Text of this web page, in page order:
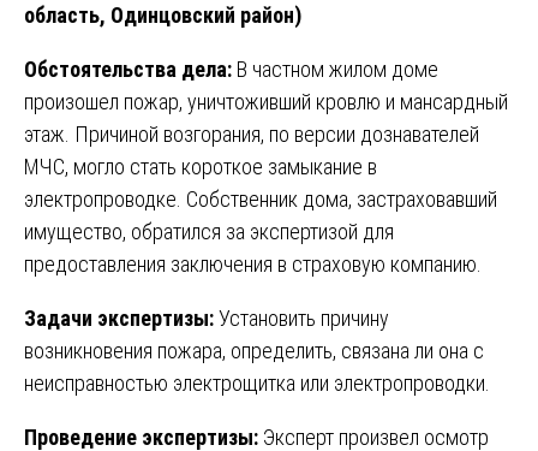
область, Одинцовский район)
Обстоятельства дела: В частном жилом доме
произошел пожар, уничтоживший кровлю и мансардный
этаж. Причиной возгорания, по версии дознавателей
МЧС, могло стать короткое замыкание в
электропроводке. Собственник дома, застраховавший
имущество, обратился за экспертизой для
предоставления заключения в страховую компанию.
Задачи экспертизы:Установить причину
возникновения пожара, определить, связана ли она с
неисправностью электрощитка или электропроводки.
Проведение экспертизы: Эксперт произвел осмотр